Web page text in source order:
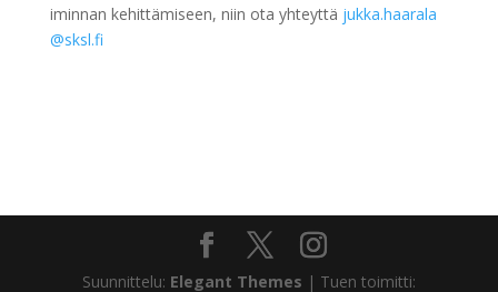
iminnan kehittämiseen, niin ota yhteyttä jukka.haarala
@sksl.fi
Suunnittelu: Elegant Themes | Tuen toimitti: